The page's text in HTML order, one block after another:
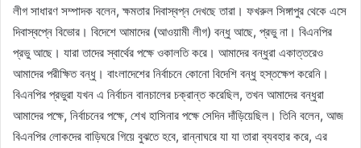
লীগ সাধারণ সম্পাদক বলেন, ক্ষমতার দিবাস্বপ্ন দেখছে তারা। ফখরুল সিঙ্গাপুর থেকে এসে
দিবাস্বপ্নে বিভোর। বিদেশে আমাদের (আওয়ামী লীগ) বন্ধু আছে, প্রভু না। বিএনপির
প্রভু আছে। যারা তাদের স্বার্থের পক্ষে ওকালতি করে। আমাদের বন্ধুরা একাত্তরেও
আমাদের পরীক্ষিত বন্ধু। বাংলাদেশের নির্বাচনে কোনো বিদেশি বন্ধু হস্তক্ষেপ করেনি।
বিএনপির প্রভুরা যখন এ নির্বাচন বানচালের চক্রান্ত করেছিল, তখন আমাদের বন্ধুরা
আমাদের পক্ষে, নির্বাচনের পক্ষে, শেখ হাসিনার পক্ষে সেদিন দাঁড়িয়েছিল। তিনি বলেন, আজ
বিএনপির লোকদের বাড়িঘরে গিয়ে বুঝতে হবে, রান্নাঘরে যা যা তারা ব্যবহার করে, এর